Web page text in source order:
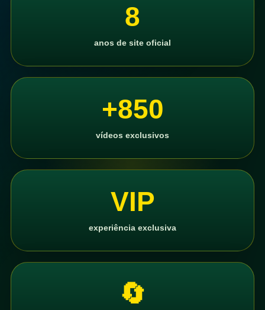
8
anos de site oficial
+850
vídeos exclusivos
VIP
experiência exclusiva
🔄